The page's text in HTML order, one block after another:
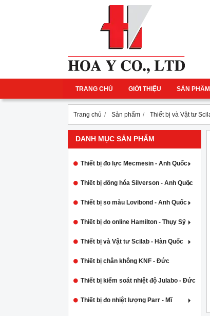
TRANG CHỦ GIỚI THIỆU SẢN PHẨM
Trang chủ Sản phẩm Thiết bị và Vật tư
DANH MỤC SẢN PHẨM
Thiết bị đo lực Mecmesin - Anh Quốc
Thiết bị đồng hóa Silverson - Anh Quốc
Thiết bị so màu Lovibond - Anh Quốc
Thiết bị đo online Hamilton - Thụy Sỹ
Thiết bị và Vật tư Scilab - Hàn Quốc
Thiết bị chân không KNF - Đức
Thiết bị kiểm soát nhiệt độ Julabo - Đức
Thiết bị đo nhiệt lượng Parr - Mĩ